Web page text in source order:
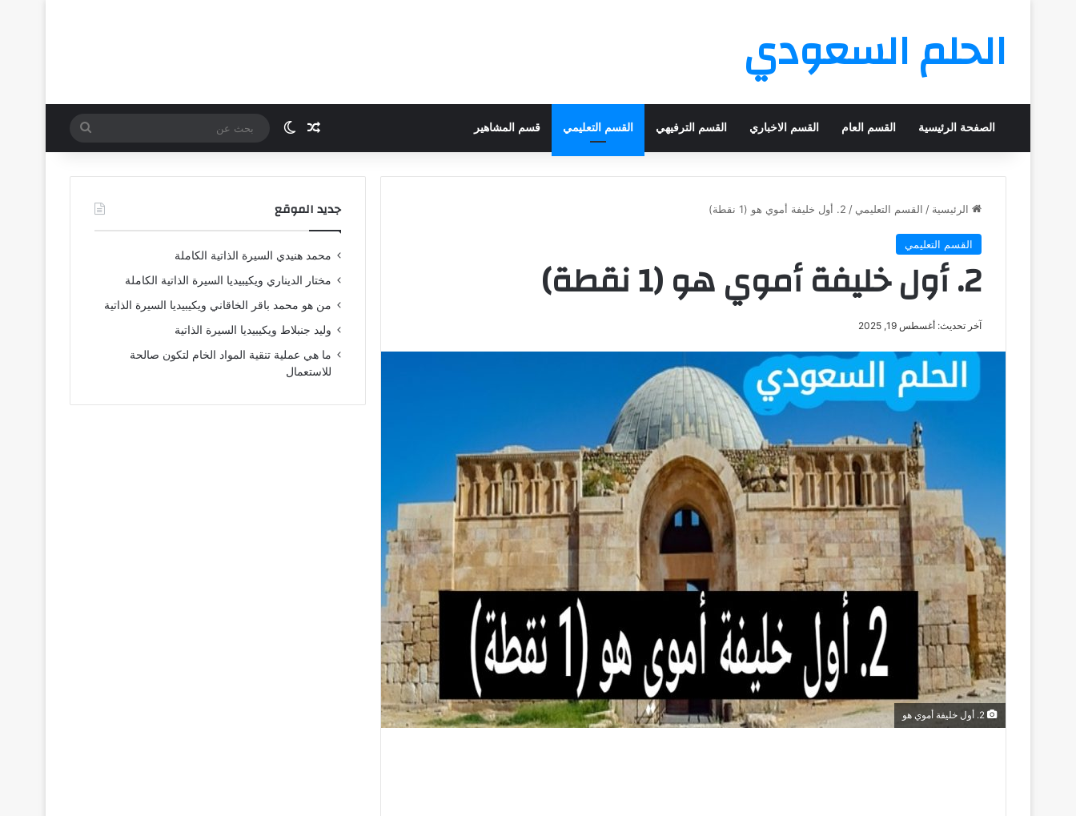
الحلم السعودي
الصفحة الرئيسية القسم العام القسم الاخباري القسم الترفيهي القسم التعليمي قسم المشاهير مقال عشوائي
الوضع المظلم
بحث
عن
الرئيسية / القسم التعليمي / 2. أول خليفة أموي هو (1 نقطة)
القسم التعليمي
2. أول خليفة أموي هو (1 نقطة)
آخر تحديث: أغسطس 19, 2025
جديد الموقع
محمد هنيدي السيرة الذاتية الكاملة
مختار الديناري ويكيبيديا السيرة الذاتية الكاملة
من هو محمد باقر الخاقاني ويكيبيديا السيرة الذاتية
وليد جنبلاط ويكيبيديا السيرة الذاتية
ما هي عملية تنقية المواد الخام لتكون صالحة
للاستعمال